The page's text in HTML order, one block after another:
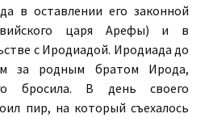
в оставлении его законной
царя Арефы) и в
с Иродиадой. Иродиада до
за родным братом Ирода,
бросила. В день своего
пир, на который съехалось